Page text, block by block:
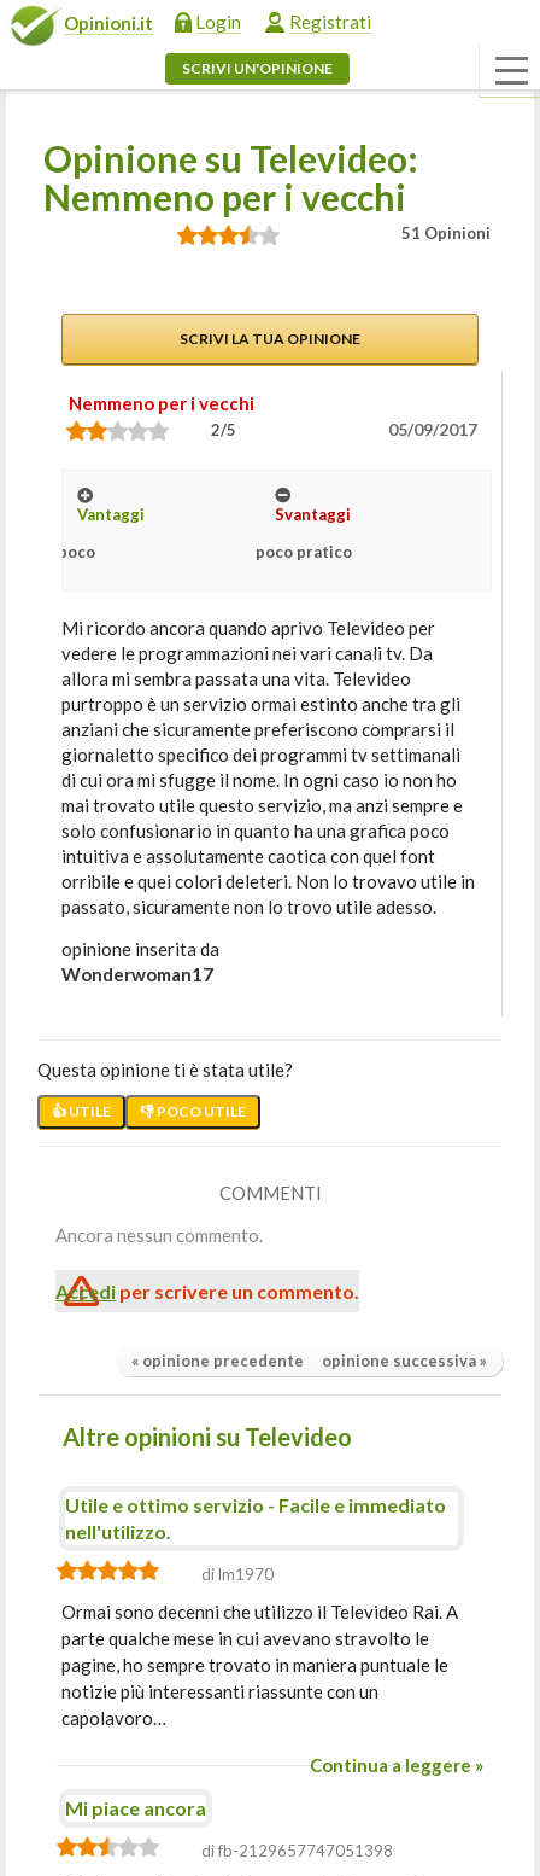
Opinioni.it Login Registrati
SCRIVI UN'OPINIONE
Opinione su Televideo:
Nemmeno per i vecchi
51 Opinioni
SCRIVI LA TUA OPINIONE
Nemmeno per i vecchi
2/5 05/09/2017
Vantaggi
poco
Svantaggi
poco pratico
Mi ricordo ancora quando aprivo Televideo per
vedere le programmazioni nei vari canali tv. Da
allora mi sembra passata una vita. Televideo
purtroppo è un servizio ormai estinto anche tra gli
anziani che sicuramente preferiscono comprarsi il
giornaletto specifico dei programmi tv settimanali
di cui ora mi sfugge il nome. In ogni caso io non ho
mai trovato utile questo servizio, ma anzi sempre e
solo confusionario in quanto ha una grafica poco
intuitiva e assolutamente caotica con quel font
orribile e quei colori deleteri. Non lo trovavo utile in
passato, sicuramente non lo trovo utile adesso.
opinione inserita da
Wonderwoman17
Questa opinione ti è stata utile?
👍 UTILE 👎 POCO UTILE
COMMENTI
Ancora nessun commento.
Accedi per scrivere un commento.
« opinione precedente opinione successiva »
Altre opinioni su Televideo
Utile e ottimo servizio - Facile e immediato
nell'utilizzo.
di lm1970
Ormai sono decenni che utilizzo il Televideo Rai. A
parte qualche mese in cui avevano stravolto le
pagine, ho sempre trovato in maniera puntuale le
notizie più interessanti riassunte con un
capolavoro…
Continua a leggere »
Mi piace ancora
di fb-2129657747051398